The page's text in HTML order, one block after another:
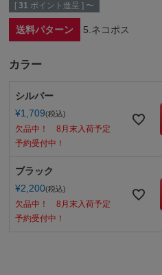
[ 31 ポイント進呈 ] 〜
送料パターン 5.ネコポス
カラー
シルバー
¥1,709 税込
欠品中！ 8月末入荷予定
予約受付中！
ブラック
¥2,200 税込
欠品中！ 8月末入荷予定
予約受付中！